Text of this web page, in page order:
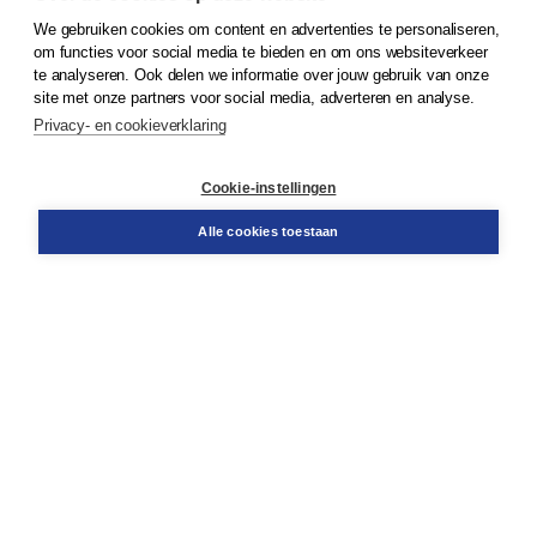
© 2026Koninklijke Boom uitgevers
Klantenservice
Service & informatie
Contact
We gebruiken cookies om content en advertenties te personaliseren,
om functies voor social media te bieden en om ons websiteverkeer
te analyseren. Ook delen we informatie over jouw gebruik van onze
site met onze partners voor social media, adverteren en analyse.
Privacy- en cookieverklaring
Cookie-instellingen
Alle cookies toestaan